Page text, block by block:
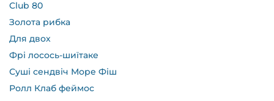
Club 80
Золота рибка
Для двох
Фрі лосось-шиїтаке
Суші сендвіч Море Фіш
Ролл Клаб феймос